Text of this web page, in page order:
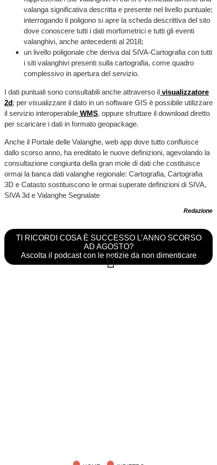
valanga significativa descritta e presente nel livello puntuale;
interrogando il poligono si apre la scheda descrittiva del sito
dove conoscere tutti i dati morfometrici e tutti gli eventi
valanghivi, anche antecedenti al 2018;
un livello poligonale che deriva dal SIVA-Cartografia con tutti
i siti valanghivi presenti sulla cartografia, come quadro
complessivo in apertura del servizio.
I dati puntuali sono consultabili anche attraverso ilvisualizzatore
2d; per visualizzare il dato in un software GIS è possibile utilizzare
il servizio interoperabileWMS, oppure sfruttare il download diretto
per scaricare i dati in formato geopackage.
Anche il Portale delle Valanghe, web app dove tutto confluisce
dallo scorso anno, ha ereditato le nuove definizioni, agevolando la
consultazione congiunta della gran mole di dati che costituisce
ormai la banca dati valanghe regionale: Cartografia, Cartografia
3D e Catasto sostituiscono le ormai superate definizioni di SIVA,
SIVA 3d e Valanghe Segnalate
Redazione
TI RICORDI COSA È SUCCESSO L’ANNO SCORSO
AD AGOSTO?
Ascolta il podcast con le notizie da non dimenticare